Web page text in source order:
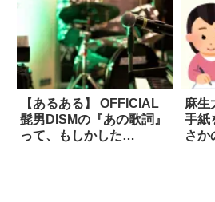
【あるある】 OFFICIAL
髭男DISMの『あの歌詞』
って、もしかした
麻生
手紙
さか